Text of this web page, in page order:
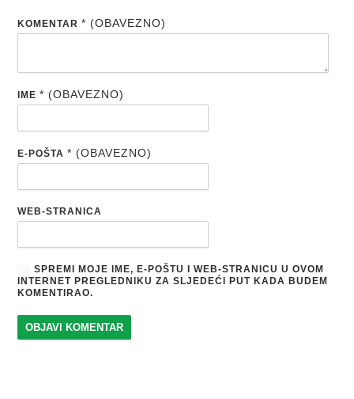
KOMENTAR* (OBAVEZNO)
IME* (OBAVEZNO)
E-POŠTA* (OBAVEZNO)
WEB-STRANICA
SPREMI MOJE IME, E-POŠTU I WEB-STRANICU U OVOM
INTERNET PREGLEDNIKU ZA SLJEDEĆI PUT KADA BUDEM
KOMENTIRAO.